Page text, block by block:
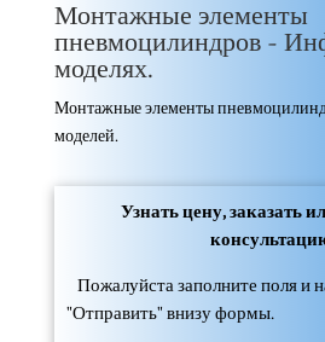
Монтажные элементы
пневмоцилиндров -
моделях.
Монтажные элементы
моделей.
Узнать цену, заказать
Пожалуйста заполните поля и
"Отправить" внизу формы.